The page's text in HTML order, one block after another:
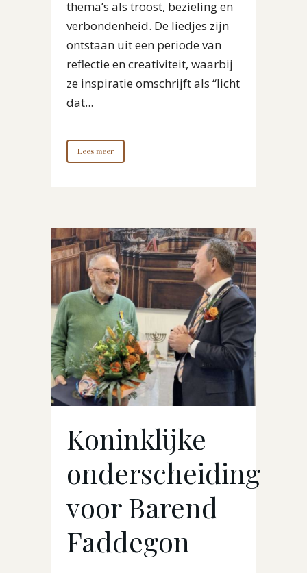
thema’s als troost, bezieling en
verbondenheid. De liedjes zijn
ontstaan uit een periode van
reflectie en creativiteit, waarbij
ze inspiratie omschrijft als “licht
dat...
Lees meer
Koninklijke
onderscheiding
voor Barend
Faddegon